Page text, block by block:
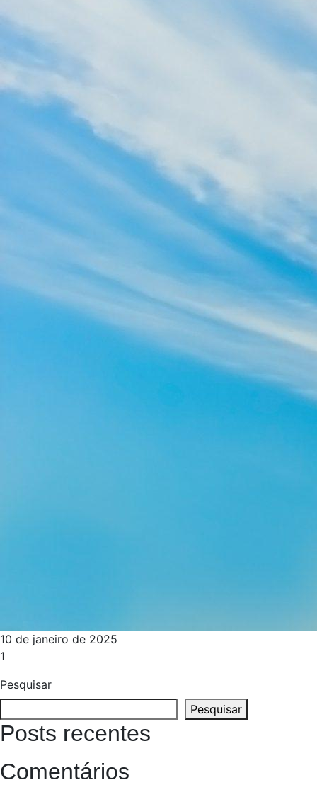
10 de janeiro de 2025
1
Pesquisar
Pesquisar
Posts recentes
Comentários